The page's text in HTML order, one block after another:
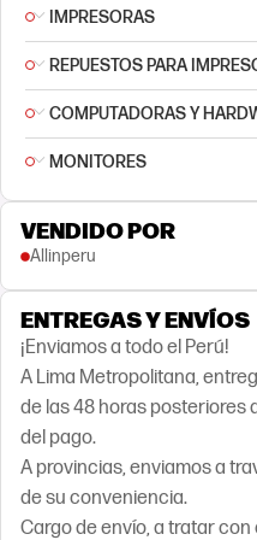
IMPRESORAS
REPUESTOS PARA
COMPUTADORAS Y
MONITORES
VENDIDO POR
Allinperu
ENTREGAS Y ENVÍOS
¡Enviamos a todo el Perú!
A Lima Metropolitana,
de las 48 horas posteriores
del pago.
A provincias, enviamos a
de su conveniencia.
Cargo de envío, a tratar con